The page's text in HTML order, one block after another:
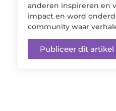
anderen inspireren en
impact en word
community waar
Publiceer dit artikel